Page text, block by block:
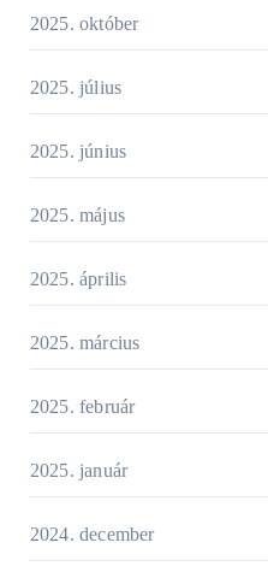
2025. október
2025. július
2025. június
2025. május
2025. április
2025. március
2025. február
2025. január
2024. december